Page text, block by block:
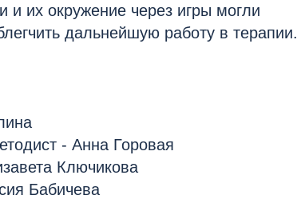
и их окружение через игры могли
дальнейшую работу в терапии.
- Анна Горовая
Ключикова
Бабичева